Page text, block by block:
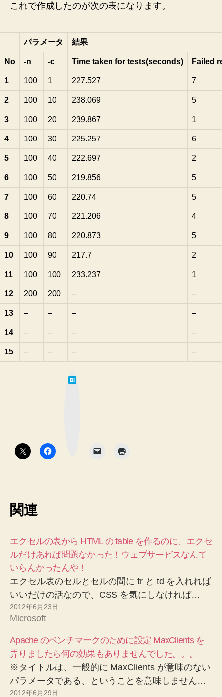
ブ
ー
ビ
ス
へ
の
これで作成したのが次の表になります。
No
パラメータ 結果
-n -c Time taken for tests(seconds) Failed
1 100 1 227.527 7
2 100 10 238.069 5
3 100 20 239.867 1
4 100 30 225.257 6
5 100 40 222.697 2
6 100 50 219.856 5
7 100 60 220.74 5
8 100 70 221.206 4
9 100 80 220.873 5
10 100 90 217.7 2
11 100 100 233.237 1
12 200 200 – –
13 – – – –
14 – – – –
15 – – – –
関連
エクセルの表から HTML の table を作るのに、エクセ
ルだけあれば問題なかった！ウェブサービスなんて
いらんかったんや！
エクセル表のセルとセルの間に tr と td を入れれば
いいだけの話なので、CSS を気にしなければ…
2012年6月23日
Microsoft
Apache のベンチマークのために設定 MaxClients を
弄りましたら何の効果もありませんでした。。。
※タイトルは、一般的に MaxClients が意味のない
パラメータである、ということを意味しません…
2012年6月29日